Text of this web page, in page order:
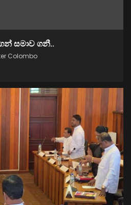
සමාව ගනී..
Colombo